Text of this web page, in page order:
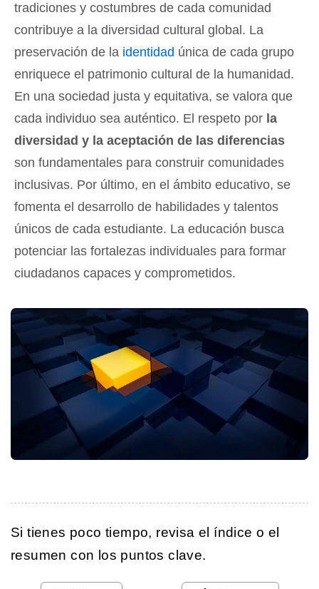
tradiciones y costumbres de cada comunidad
contribuye a la diversidad cultural global. La
preservación de la identidad única de cada grupo
enriquece el patrimonio cultural de la humanidad.
En una sociedad justa y equitativa, se valora que
cada individuo sea auténtico. El respeto por la
diversidad y la aceptación de las diferencias
son fundamentales para construir comunidades
inclusivas. Por último, en el ámbito educativo, se
fomenta el desarrollo de habilidades y talentos
únicos de cada estudiante. La educación busca
potenciar las fortalezas individuales para formar
ciudadanos capaces y comprometidos.
Si tienes poco tiempo, revisa el índice o el
resumen con los puntos clave.